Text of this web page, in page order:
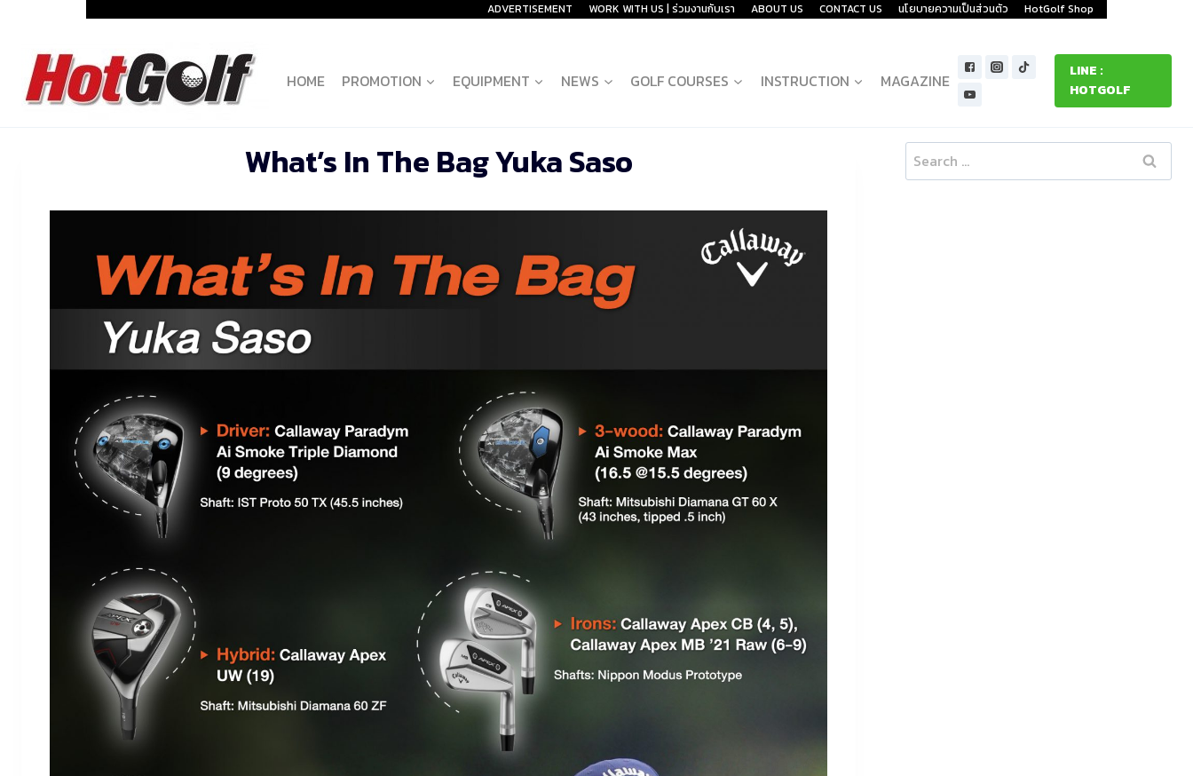
content
ADVERTISEMENT WORK WITH US | ร่วมงานกับเรา ABOUT US CONTACT US นโยบายความเป็นส่วนตัว HotGolf Shop
HOME PROMOTION EQUIPMENT NEWS GOLF COURSES INSTRUCTION MAGAZINE
LINE :
HOTGOLF
What’s In The Bag Yuka Saso
Search
for: